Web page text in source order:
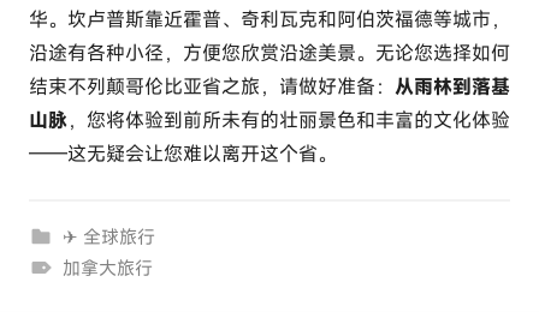
华。坎卢普斯靠近霍普、奇利瓦克和阿伯茨福德等城市，
沿途有各种小径，方便您欣赏沿途美景。无论您选择如何
结束不列颠哥伦比亚省之旅，请做好准备： 从雨林到落基
山脉，您将体验到前所未有的壮丽景色和丰富的文化体验
——这无疑会让您难以离开这个省。
✈ 全球旅行
加拿大旅行